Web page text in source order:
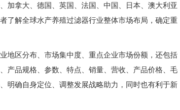
加拿大、德国、英国、法国、中国、日本、澳大利亚
了解全球水产养殖过滤器行业整体市场布局，确定重
地区分布、市场集中度、重点企业市场份额，还包括
产品规格、参数、特点、销量、营收、产品价格、毛
明确自身定位、调整发展战略助力，同时也有利于新